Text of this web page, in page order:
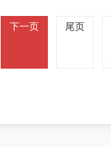
下一页 尾页